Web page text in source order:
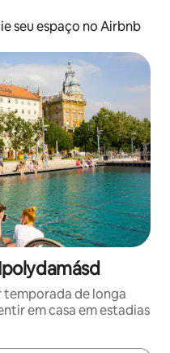
seu espaço no Airbnb
temporada de longa
em casa em estadias